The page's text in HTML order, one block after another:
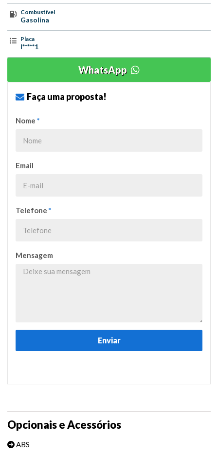
Combustível
Gasolina
Placa
I*****1
WhatsApp
Faça uma proposta!
Nome *
Email
Telefone *
Mensagem
Opcionais e Acessórios
ABS